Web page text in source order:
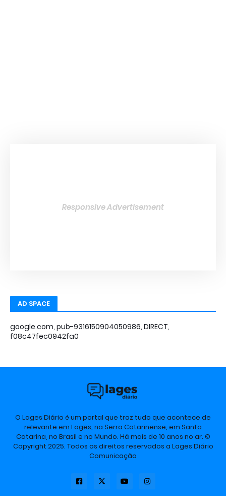
Responsive Advertisement
AD SPACE
google.com, pub-9316150904050986, DIRECT,
f08c47fec0942fa0
O Lages Diário é um portal que traz tudo que acontece de
relevante em Lages, na Serra Catarinense, em Santa
Catarina, no Brasil e no Mundo. Há mais de 10 anos no ar. ©
Copyright 2025. Todos os direitos reservados a Lages Diário
Comunicação